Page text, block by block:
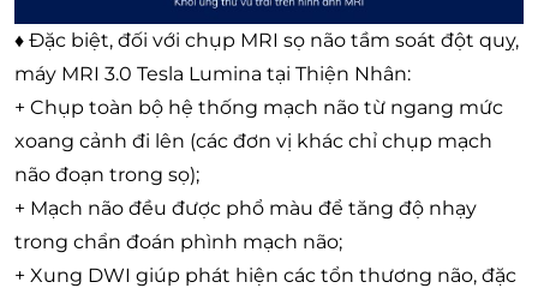
♦ Đặc biệt, đối với chụp MRI sọ não tầm soát đột quỵ,
máy MRI 3.0 Tesla Lumina tại Thiện Nhân:
+ Chụp toàn bộ hệ thống mạch não từ ngang mức
xoang cảnh đi lên (các đơn vị khác chỉ chụp mạch
não đoạn trong sọ);
+ Mạch não đều được phổ màu để tăng độ nhạy
trong chẩn đoán phình mạch não;
+ Xung DWI giúp phát hiện các tổn thương não, đặc